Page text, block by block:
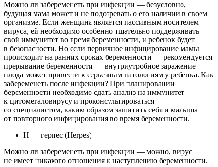
Можно ли забеременеть при инфекции — безусловно,
будущая мама может и не подозревать о его наличии в своем
организме. Если женщина является пассивным носителем
вируса, ей необходимо особенно тщательно поддерживать
свой иммунитет во время беременности, и ребенок будет
в безопасности. Но если первичное инфицирование мамы
происходит на ранних сроках беременности — рекомендуется
прерывание беременности — внутриутробное заражение
плода может привести к серьезным патологиям у ребенка. Как
забеременеть после инфекции? При планировании
беременности необходимо сдать анализ на иммунитет
к цитомегаловирусу и проконсультироваться
со специалистом, каким образом защитить себя и малыша
от повторного инфицирования во время беременности.
Н — герпес (Herpes)
Можно ли забеременеть при инфекции — можно, вирус
не имеет никакого отношения к наступлению беременности.